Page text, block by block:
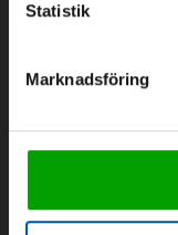
Statistik
Marknadsföring
Områden
Vattenrening
Geoenergi